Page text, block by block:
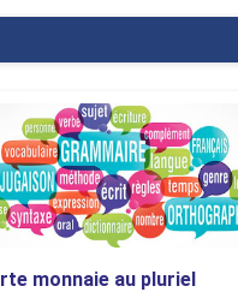
ne se fait pas
forme un blocage :
monnaie au pluriel